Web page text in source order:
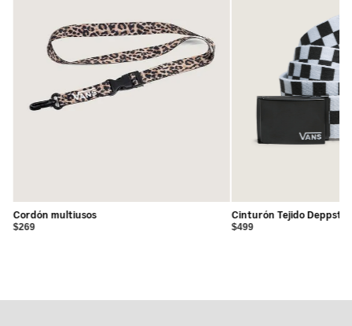
Cordón multiusos
$269
Cinturón Tejido Deppster
$499